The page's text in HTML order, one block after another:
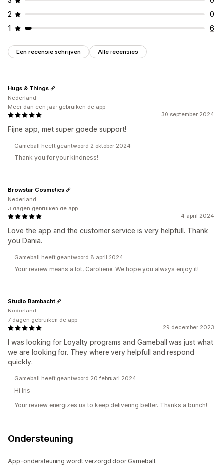
2
0
1
6
Een recensie schrijven Alle recensies
30 september 2024
Fijne app, met super goede support!
Hugs & Things
Nederland
Meer dan een jaar gebruiken de app
Gameball heeft geantwoord 2 oktober 2024
Thank you for your kindness!
4 april 2024
Love the app and the customer service is very helpfull. Thank
you Dania.
Browstar Cosmetics
Nederland
3 dagen gebruiken de app
Gameball heeft geantwoord 8 april 2024
Your review means a lot, Caroliene. We hope you always enjoy it!
29 december 2023
I was looking for Loyalty programs and Gameball was just what
we are looking for. They where very helpfull and respond
quickly.
Studio Bambacht
Nederland
7 dagen gebruiken de app
Gameball heeft geantwoord 20 februari 2024
Hi Iris
Your review energizes us to keep delivering better. Thanks a bunch!
Ondersteuning
App-ondersteuning wordt verzorgd door Gameball.